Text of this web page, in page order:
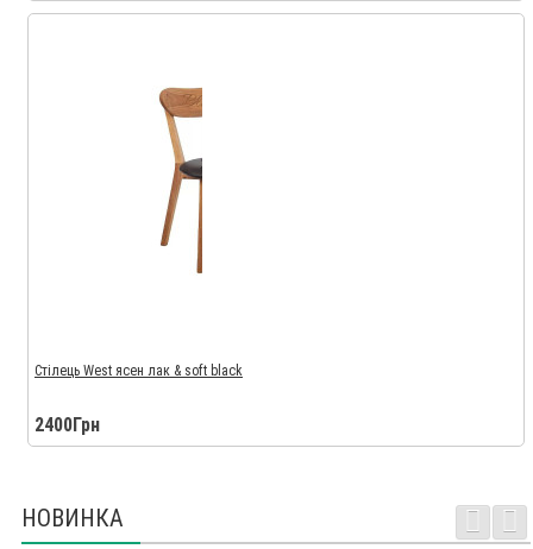
Стілець West ясен лак & soft black
2400Грн
НОВИНКА